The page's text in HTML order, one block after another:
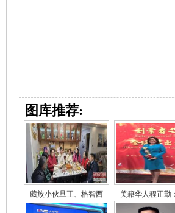
图库推荐:
藏族小伙旦正、格智西 美籍华人程正勤